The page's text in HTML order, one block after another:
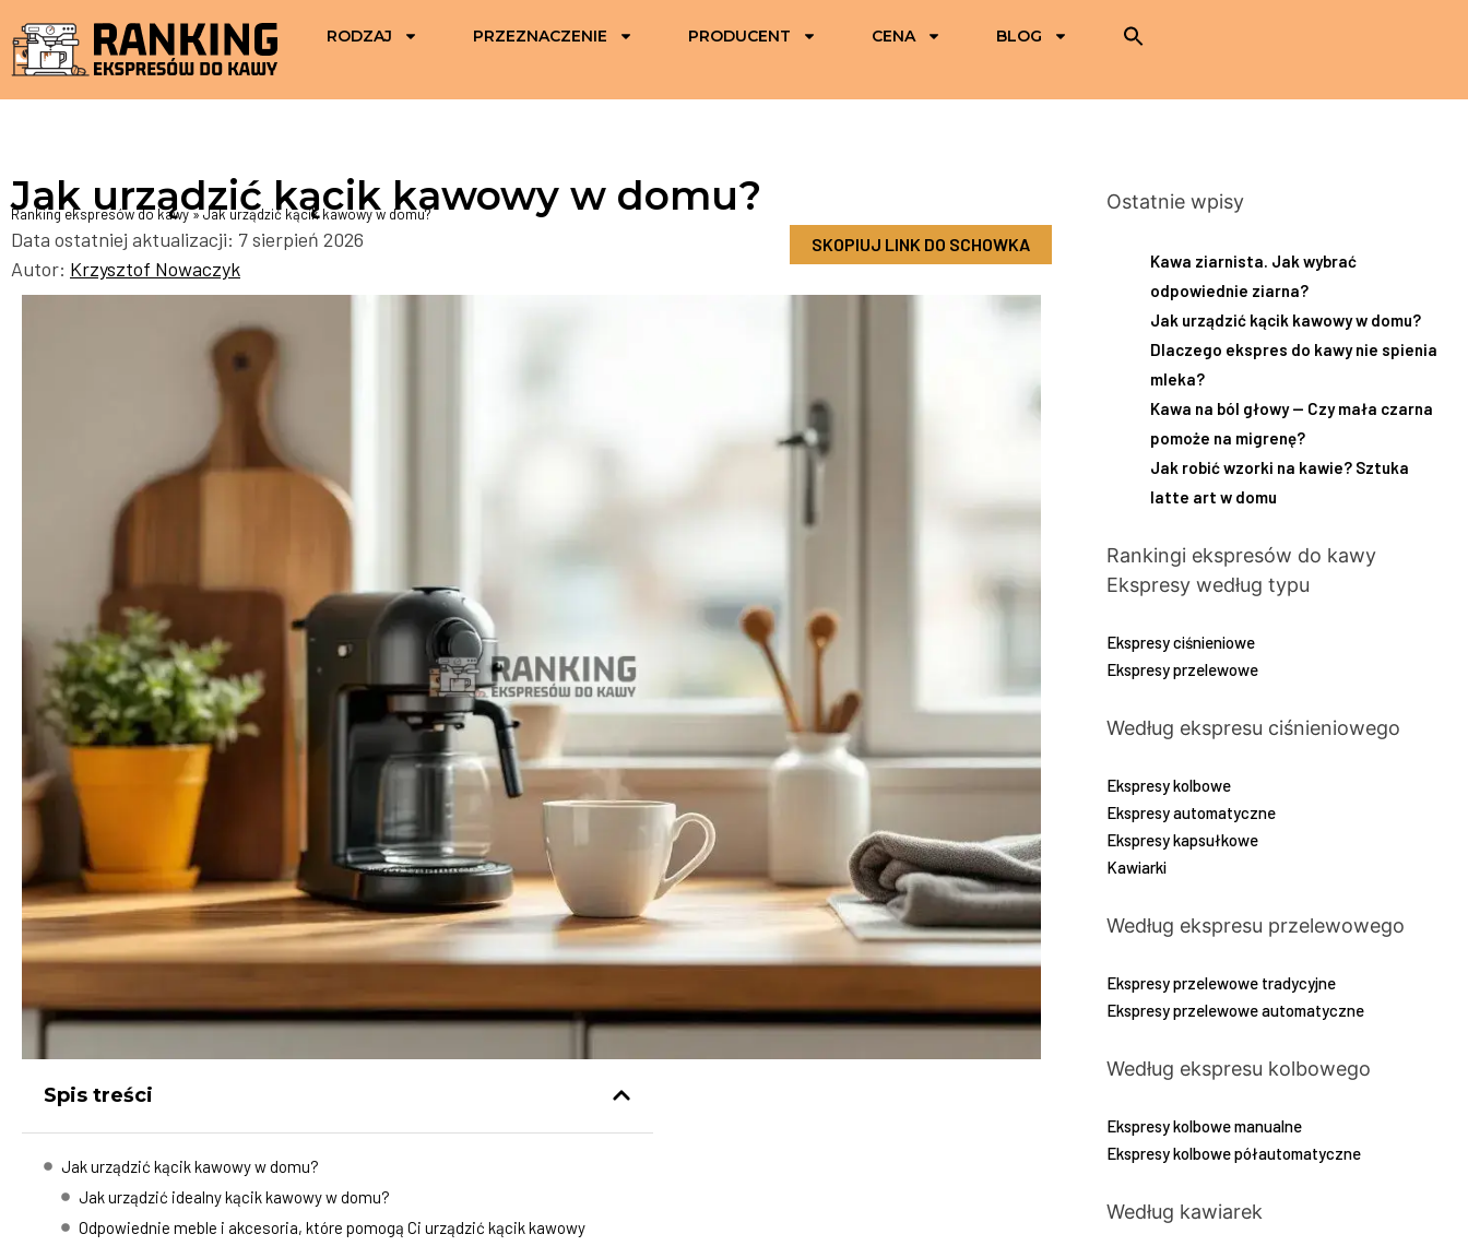
RODZAJ PRZEZNACZENIE PRODUCENT CENA BLOG
Jak urządzić kącik kawowy w domu?
Ranking ekspresów do kawy»Jak urządzić kącik kawowy w domu?
Data ostatniej aktualizacji: 7 sierpień 2026
Autor: Krzysztof Nowaczyk
SKOPIUJ LINK DO SCHOWKA
Spis treści
Jak urządzić kącik kawowy w domu?
Jak urządzić idealny kącik kawowy w domu?
Odpowiednie meble i akcesoria, które pomogą Ci urządzić kącik kawowy
Ostatnie wpisy
Kawa ziarnista. Jak wybrać
odpowiednie ziarna?
Jak urządzić kącik kawowy w domu?
Dlaczego ekspres do kawy nie spienia
mleka?
Kawa na ból głowy — Czy mała czarna
pomoże na migrenę?
Jak robić wzorki na kawie? Sztuka
latte art w domu
Rankingi ekspresów do kawy
Ekspresy według typu
Ekspresy ciśnieniowe
Ekspresy przelewowe
Według ekspresu ciśnieniowego
Ekspresy kolbowe
Ekspresy automatyczne
Ekspresy kapsułkowe
Kawiarki
Według ekspresu przelewowego
Ekspresy przelewowe tradycyjne
Ekspresy przelewowe automatyczne
Według ekspresu kolbowego
Ekspresy kolbowe manualne
Ekspresy kolbowe półautomatyczne
Według kawiarek